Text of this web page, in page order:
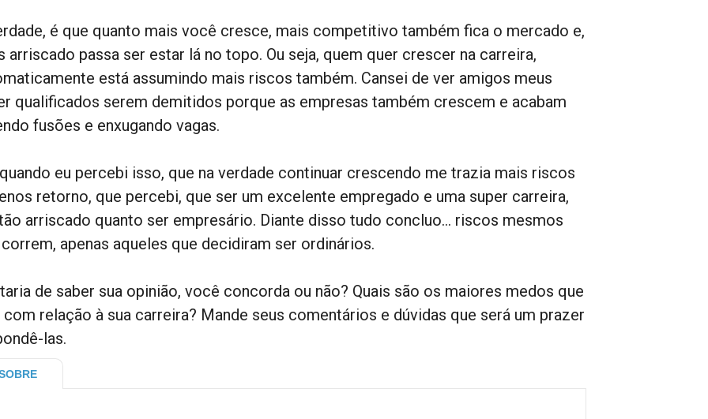
é que quanto mais você cresce, mais competitivo também fica o mercado e,
arriscado passa ser estar lá no topo. Ou seja, quem quer crescer na carreira,
está assumindo mais riscos também. Cansei de ver amigos meus
qualificados serem demitidos porque as empresas também crescem e acabam
fusões e enxugando vagas.
eu percebi isso, que na verdade continuar crescendo me trazia mais riscos
retorno, que percebi, que ser um excelente empregado e uma super carreira,
arriscado quanto ser empresário. Diante disso tudo concluo… riscos mesmos
apenas aqueles que decidiram ser ordinários.
de saber sua opinião, você concorda ou não? Quais são os maiores medos que
relação à sua carreira? Mande seus comentários e dúvidas que será um prazer
las.